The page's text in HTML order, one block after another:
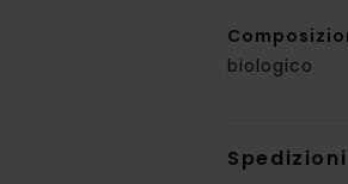
biologico